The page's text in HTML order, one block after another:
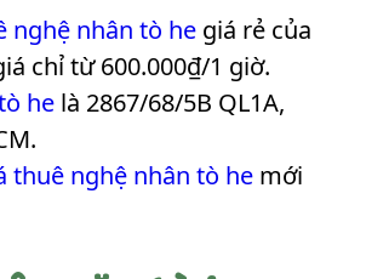
nghệ nhân tò he giá rẻ của
chỉ từ 600.000₫/1 giờ.
he là 2867/68/5B QL1A,
thuê nghệ nhân tò he mới